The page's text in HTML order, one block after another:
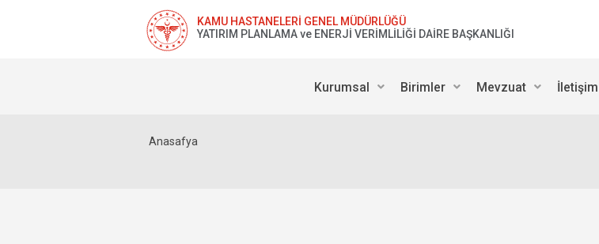
KAMU HASTANELERİ GENEL MÜDÜRLÜĞÜ
YATIRIM PLANLAMA ve ENERJİ VERİMLİLİĞİ DAİRE BAŞKANLIĞI
Kurumsal Birimler Mevzuat İletişim
Anasafya